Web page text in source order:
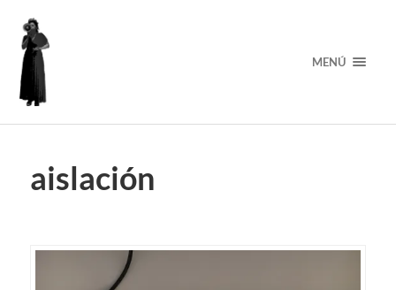
MENÚ
aislación